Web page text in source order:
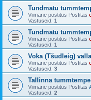
Tundmatu
Viimane postitus Postitas
Vastuseid: 1
Tundmatu
Viimane postitus Postitas
Vastuseid: 1
Voka (Tšudleig)
Viimane postitus Postitas
Vastuseid: 3
Tallinna
Viimane postitus Postitas
Vastuseid: 2